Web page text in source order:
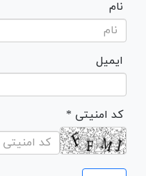
نام
ایمیل
* کد امنیتی